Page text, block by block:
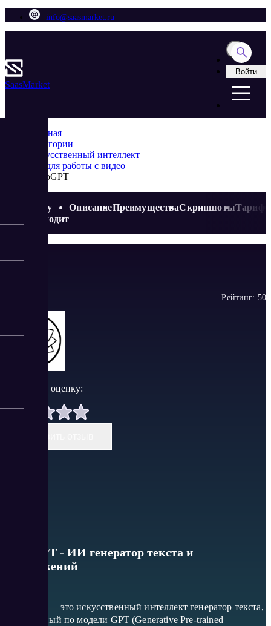
info@saasmarket.ru
SaasMarket
Войти
Главная
Категории
Искусственный интеллект
ИИ для работы с видео
RoboGPT
Кому
подходит
ОписаниеПреимуществаСкриншоты
Рейтинг: 50
Поставить оценку:
RoboGPT - ИИ генератор текста и
изображений
RoboGPT — это искусственный интеллект генератор текста,
построенный по модели GPT (Generative Pre-trained